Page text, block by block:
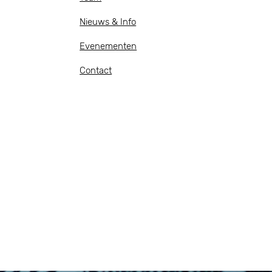
Nieuws & Info
Evenementen
Contact